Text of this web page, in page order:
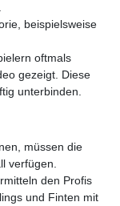
beispielsweise
oftmals
gezeigt. Diese
unterbinden.
müssen die
verfügen.
den Profis
und Finten mit